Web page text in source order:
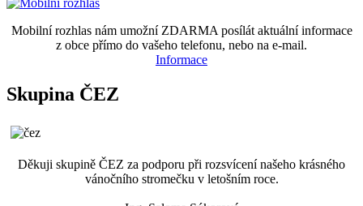
Mobilní rozhlas nám umožní ZDARMA posílát aktuální informace
z obce přímo do vašeho telefonu, nebo na e-mail.
Informace
Skupina ČEZ
Děkuji skupině ČEZ za podporu při rozsvícení našeho krásného
vánočního stromečku v letošním roce.